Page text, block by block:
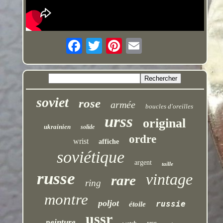
soviet rose armée boucles d'oreilles
ukrainien solide urss original
wrist affiche ordre
soviétique argent taille
russe ring rare vintage
montre poljot étoile
russie
ussr